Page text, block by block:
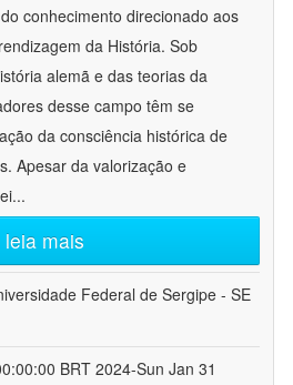
conhecimento direcionado aos
da História. Sob
alemã e das teorias da
desse campo têm se
da consciência histórica de
Apesar da valorização e
...
leia mais
Federal de Sergipe - SE
BRT 2024-Sun Jan 31